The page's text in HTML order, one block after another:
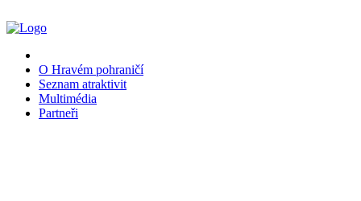
O Hravém pohraničí
Seznam atraktivit
Multimédia
Partneři